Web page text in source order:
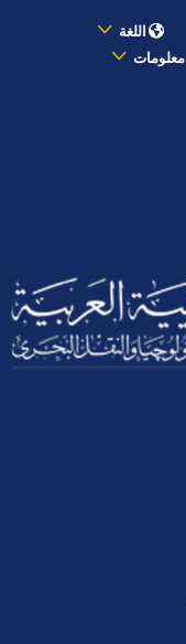
اللغة
معلومات